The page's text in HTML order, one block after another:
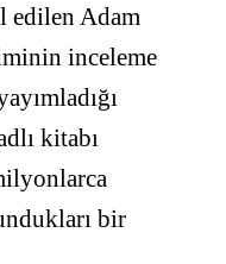
edilen Adam
inceleme
kitabı
bir